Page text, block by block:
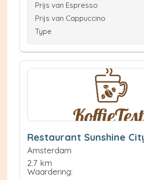
Prijs van Espresso
Prijs van Cappuccino
Type
Restaurant Sunshine
Amsterdam
2.7 km
Waardering: